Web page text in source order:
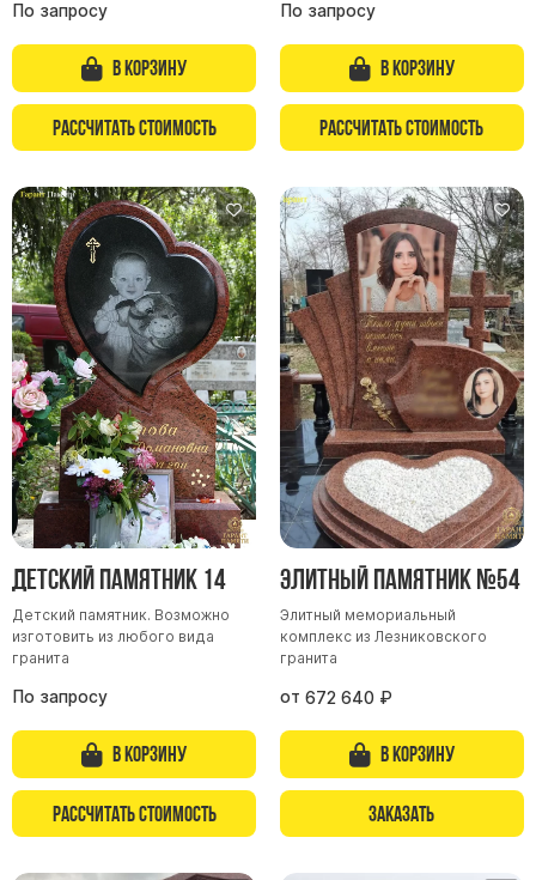
По запросу
В корзину
Рассчитать стоимость
По запросу
В корзину
Рассчитать стоимость
Детский памятник 14
Детский памятник. Возможно
изготовить из любого вида
гранита
По запросу
В корзину
Рассчитать стоимость
Элитный памятник №54
Элитный мемориальный
комплекс из Лезниковского
гранита
от 672 640 ₽
В корзину
Заказать